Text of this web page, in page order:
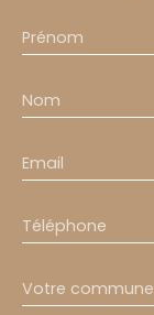
Prénom
Nom
Email
Téléphone
Votre commune